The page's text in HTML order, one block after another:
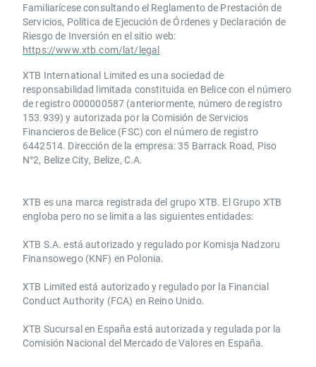
Familiarícese consultando el Reglamento de Prestación de
Servicios, Política de Ejecución de Órdenes y Declaración de
Riesgo de Inversión en el sitio web:
https://www.xtb.com/lat/legal
XTB International Limited es una sociedad de
responsabilidad limitada constituida en Belice con el número
de registro 000000587 (anteriormente, número de registro
153.939) y autorizada por la Comisión de Servicios
Financieros de Belice (FSC) con el número de registro
6442514. Dirección de la empresa: 35 Barrack Road, Piso
N°2, Belize City, Belize, C.A.
​​XTB es una marca registrada del grupo XTB. El Grupo XTB
engloba pero no se limita a las siguientes entidades:
XTB S.A.​ está autorizado y regulado por Komisja Nadzoru
Finansowego (KNF) ​en Polonia.
XTB Limited ​está autorizado y regulado por la ​Financial
Conduct Authority ​(FCA) en ​​Reino Unido.
XTB Sucursal en España está autorizada y regulada por la
Comisión Nacional del Mercado de Valores en España.